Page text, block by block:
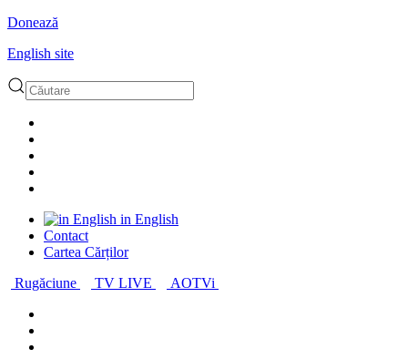
Donează
English site
in English
Contact
Cartea Cărților
Rugăciune
TV LIVE AOTVi